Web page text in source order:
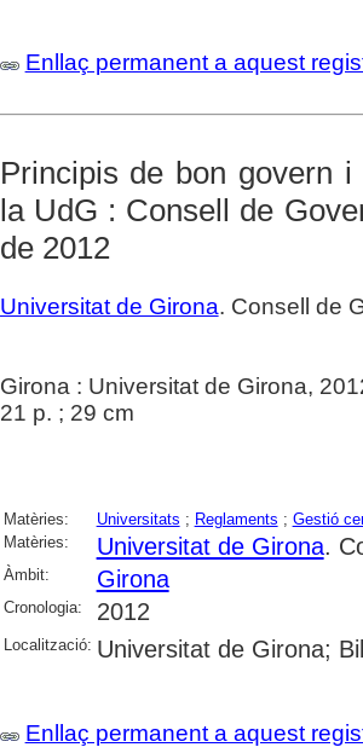
Enllaç permanent a aquest
Principis de bon govern
la UdG : Consell de
de 2012
Universitat de Girona. Consell de
Girona : Universitat de Girona,
21 p. ; 29 cm
Matèries: Universitats ; Reglaments ; Gestió
Matèries:
Universitat de Girona.
Àmbit: Girona
Cronologia: 2012
Localització: Universitat de Girona;
Enllaç permanent a aquest